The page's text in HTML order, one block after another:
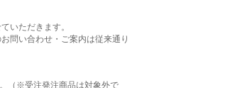
いただきます。
問い合わせ・ご案内は従来通り
（※受注発注商品は対象外で